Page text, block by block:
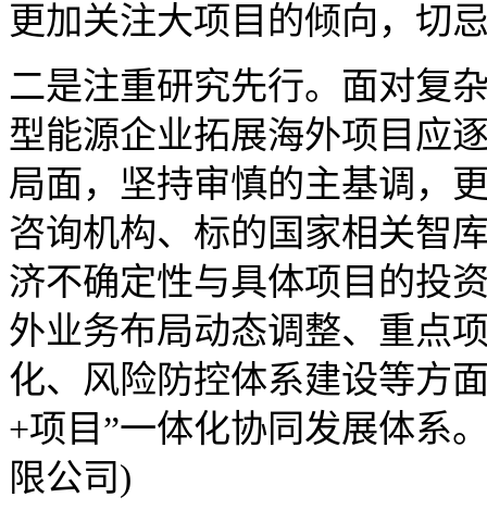
更加关注大项目的倾向，切
二是注重研究先行。面对复
型能源企业拓展海外项目应
局面，坚持审慎的主基调，
咨询机构、标的国家相关智
济不确定性与具体项目的投
外业务布局动态调整、重点
化、风险防控体系建设等方
+项目”一体化协同发展体系
限公司)